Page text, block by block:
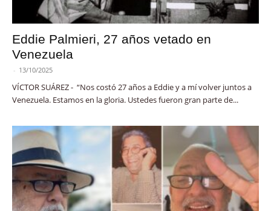
Eddie Palmieri, 27 años vetado en
Venezuela
- 13/10/2025
VÍCTOR SUÁREZ - “Nos costó 27 años a Eddie y a mí volver juntos a
Venezuela. Estamos en la gloria. Ustedes fueron gran parte de...